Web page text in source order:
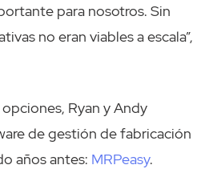
para nosotros. Sin
no eran viables a escala”,
Ryan y Andy
de gestión de fabricación
años antes: MRPeasy.